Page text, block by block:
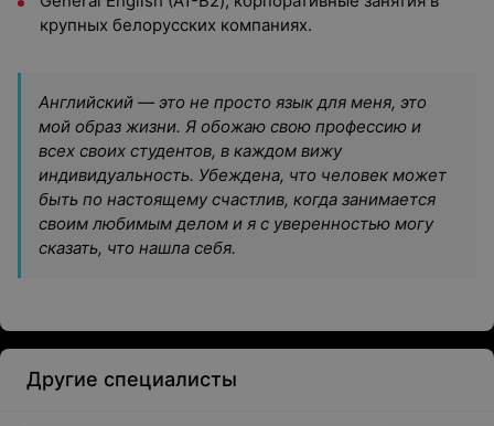
крупных белорусских компаниях.
Английский — это не просто язык для меня, это
мой образ жизни. Я обожаю свою профессию и
всех своих студентов, в каждом вижу
индивидуальность. Убеждена, что человек может
быть по настоящему счастлив, когда занимается
своим любимым делом и я с уверенностью могу
сказать, что нашла себя.
Другие специалисты